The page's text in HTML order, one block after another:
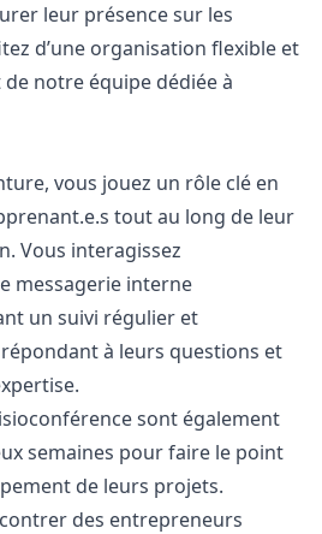
leur présence sur les
d’une organisation flexible et
notre équipe dédiée à
vous jouez un rôle clé en
tout au long de leur
Vous interagissez
messagerie interne
un suivi régulier et
à leurs questions et
sont également
semaines pour faire le point
de leurs projets.
des entrepreneurs